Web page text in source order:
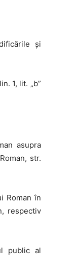
şi
1, lit. „b”
asupra
str.
Roman în
respectiv
public al